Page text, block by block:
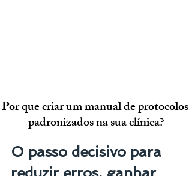
Por que criar um manual de protocolos
padronizados na sua clínica?
O passo decisivo para